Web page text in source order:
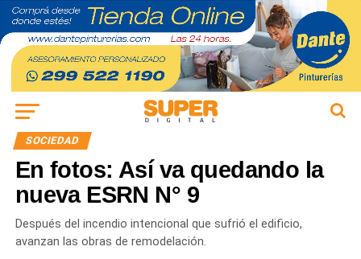
SOCIEDAD
En fotos: Así va quedando la
nueva ESRN N° 9
Después del incendio intencional que sufrió el edificio,
avanzan las obras de remodelación.